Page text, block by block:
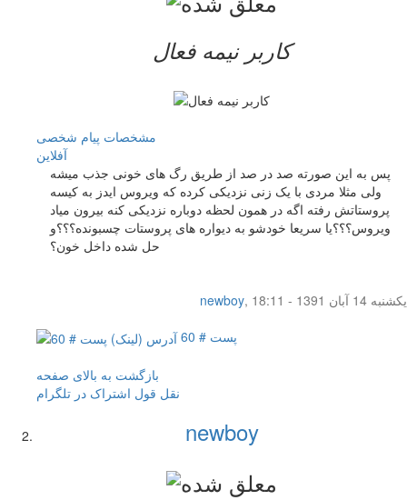
کاربر نيمه فعال
مشخصات پیام شخصی
آفلاين
پس به این صورته صد در صد از طریق رگ های خونی جذب میشه
ولی مثلا مردی با یک زنی نزدیکی کرده که ویروس ایدز به کیسه
پروستاتش رفته اگه در همون لحظه دوباره نزدیکی کنه بیرون میاد
ویروس؟؟؟یا سریعا خودشو به دیواره های پروستات چسبونده؟؟؟و
حل شده داخل خون؟
newboy,
یکشنبه 14 آبان 1391 - 18:11
پست # 60
بازگشت به بالای صفحه
نقل قول اشتراک در تلگرام
newboy